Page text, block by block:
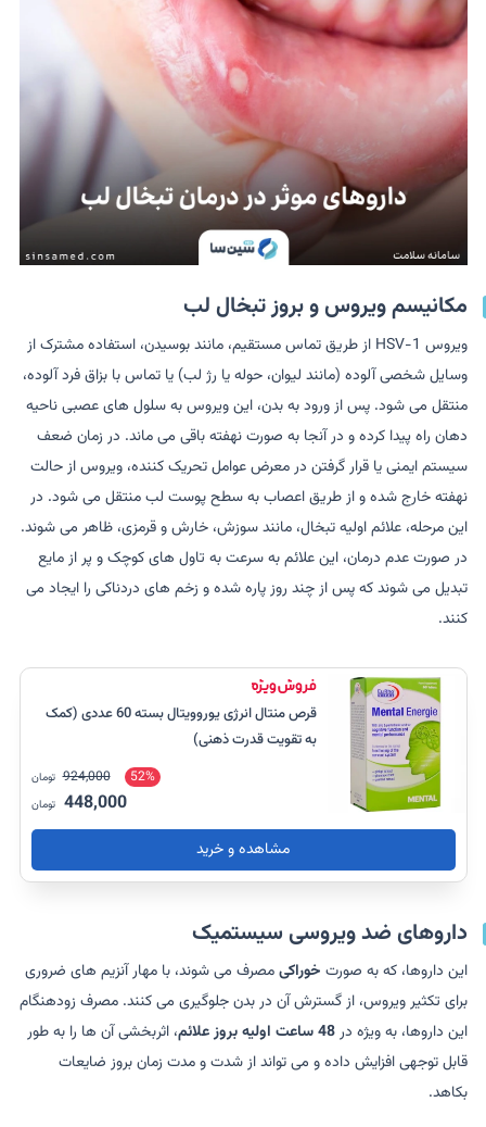
مکانیسم ویروس و بروز تبخال لب
ویروس HSV-1 از طریق تماس مستقیم، مانند بوسیدن، استفاده مشترک از
وسایل شخصی آلوده (مانند لیوان، حوله یا رژ لب) یا تماس با بزاق فرد آلوده،
منتقل می شود. پس از ورود به بدن، این ویروس به سلول های عصبی ناحیه
دهان راه پیدا کرده و در آنجا به صورت نهفته باقی می ماند. در زمان ضعف
سیستم ایمنی یا قرار گرفتن در معرض عوامل تحریک کننده، ویروس از حالت
نهفته خارج شده و از طریق اعصاب به سطح پوست لب منتقل می شود. در
این مرحله، علائم اولیه تبخال، مانند سوزش، خارش و قرمزی، ظاهر می شوند.
در صورت عدم درمان، این علائم به سرعت به تاول های کوچک و پر از مایع
تبدیل می شوند که پس از چند روز پاره شده و زخم های دردناکی را ایجاد می
کنند.
قرص منتال انرژی یوروویتال بسته 60 عددی (کمک
به تقویت قدرت ذهنی)
52%
924,000 تومان
448,000 تومان
مشاهده و خرید
داروهای ضد ویروسی سیستمیک
این داروها، که به صورت خوراکیمصرف می شوند، با مهار آنزیم های ضروری
برای تکثیر ویروس، از گسترش آن در بدن جلوگیری می کنند. مصرف زودهنگام
این داروها، به ویژه در48 ساعت اولیه بروز علائم
، اثربخشی آن ها را به طور
قابل توجهی افزایش داده و می تواند از شدت و مدت زمان بروز ضایعات
بکاهد.